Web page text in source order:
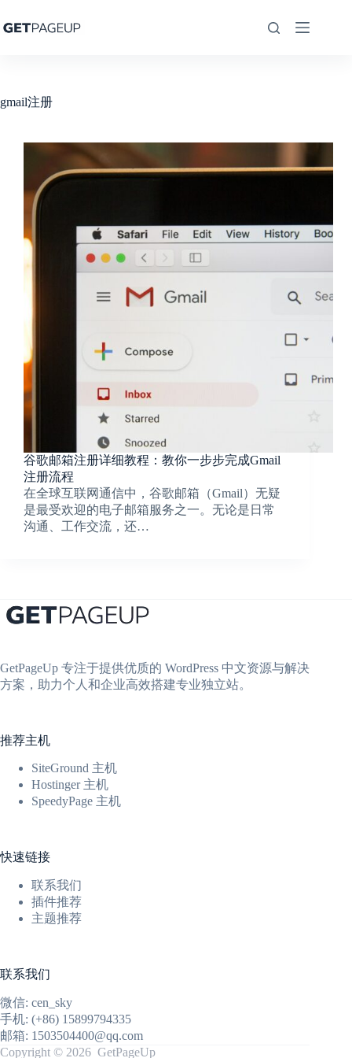
至
gmail注册
谷歌邮箱注册详细教程：教你一步步完成Gmail
注册流程
在全球互联网通信中，谷歌邮箱（Gmail）无疑
是最受欢迎的电子邮箱服务之一。无论是日常
沟通、工作交流，还…
GetPageUp 专注于提供优质的 WordPress 中文资源与解决
方案，助力个人和企业高效搭建专业独立站。
推荐主机
SiteGround 主机
Hostinger 主机
SpeedyPage 主机
快速链接
联系我们
插件推荐
主题推荐
联系我们
微信: cen_sky
手机: (+86) 15899794335
邮箱: 1503504400@qq.com
Copyright © 2026 GetPageUp